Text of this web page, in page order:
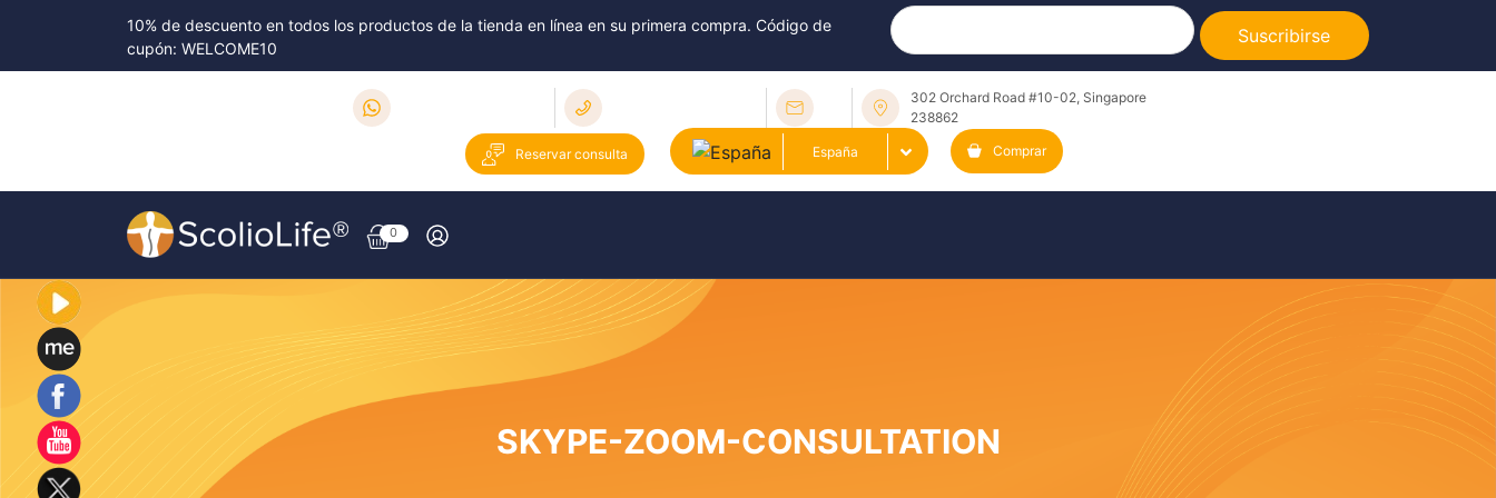
10% de descuento en todos los productos de la tienda en línea en su primera compra. Código de
cupón: WELCOME10
Suscribirse
302 Orchard Road #10-02, Singapore
238862
Reservar consulta España Comprar
0
SKYPE-ZOOM-CONSULTATION